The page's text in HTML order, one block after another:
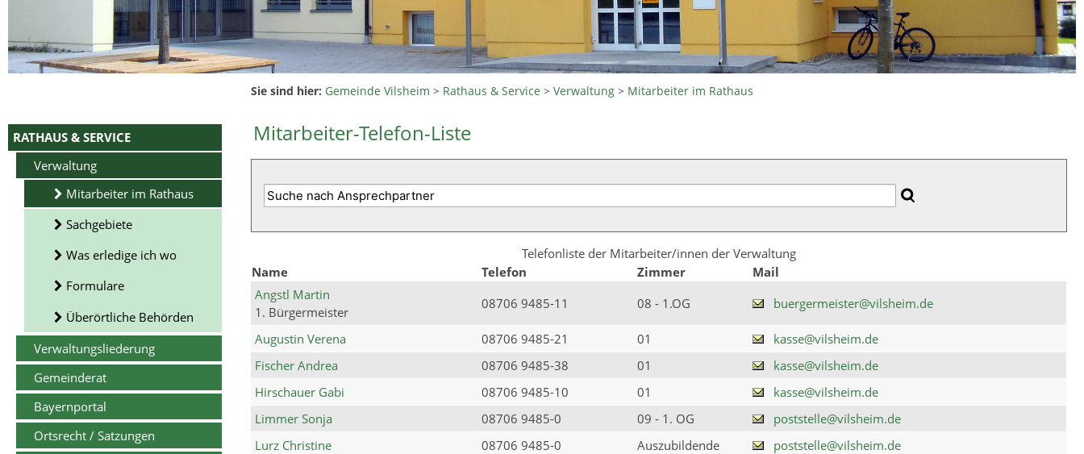
RATHAUS & SERVICE
Verwaltung
Mitarbeiter im Rathaus
Sachgebiete
Was erledige ich wo
Formulare
Überörtliche Behörden
Verwaltungsliederung
Gemeinderat
Bayernportal
Ortsrecht / Satzungen
Sie sind hier: Gemeinde Vilsheim > Rathaus & Service >Verwaltung > Mitarbeiter im Rathaus
Mitarbeiter-Telefon-Liste
Telefonliste der Mitarbeiter/innen der Verwaltung
Name
Telefon Zimmer
Mail
Angstl Martin
1. Bürgermeister
08706 9485-11 08 - 1.OG buergermeister@vilsheim.de
Augustin Verena 08706 9485-21 01
kasse@vilsheim.de
Fischer Andrea
08706 9485-38 01
kasse@vilsheim.de
Hirschauer Gabi
08706 9485-10 01
kasse@vilsheim.de
Limmer Sonja
08706 9485-0 09 - 1. OG
poststelle@vilsheim.de
Lurz Christine
08706 9485-0 Auszubildende
poststelle@vilsheim.de